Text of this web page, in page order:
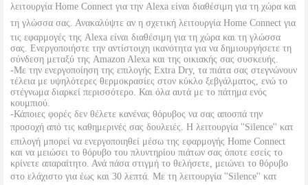
λειτουργία Home Connect για την Alexa είναι διαθέσιμη για τη χώρα και
τη γλώσσα σας. Ανακαλύψτε αν η σχετική λειτουργία Home Connect για
τις εφαρμογές της Alexa είναι διαθέσιμη για τη χώρα και τη γλώσσα
σας. Ενεργοποιήστε την αντίστοιχη ικανότητα για να δημιουργήσετε τη
σύνδεση μεταξύ της Amazon Alexa και της οικιακής σας συσκευής.
-Με την ενεργοποίηση της επιλογής Extra Dry, τα πιάτα σας στεγνώνουν
τέλεια με υψηλότερες θερμοκρασίες στον κύκλο ξεβγάλματος, ενώ το
στέγνωμα διαρκεί περισσότερο. Και όλα αυτά με το πάτημα ενός
κουμπιού.
-Κάποιες φορές δεν θέλετε κανένας θόρυβος να σας αποσπά την
προσοχή από τις καθημερινές σας δουλειές. Η λειτουργία ''Silence'' κατ
επιλογή μπορεί να ενεργοποιηθεί μέσω της εφαρμογής Home Connect
και να μειώσει το θόρυβο του πλυντηρίου πιάτων σας όποτε εσείς το
κρίνετε απαραίτητο. Ανά πάσα στιγμή το θελήσετε, μειώνει το θόρυβο
στο ελάχιστο για έως και 30 λεπτά. Με τη λειτουργία ''Silence'' κατ